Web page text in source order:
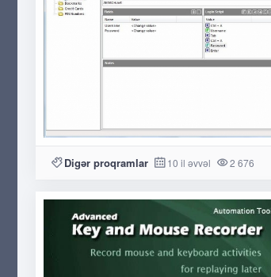
Digər proqramlar 10 il əvvəl 2 676